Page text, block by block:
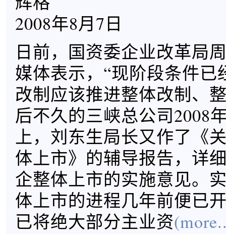
2008年8月7日
日前，国资委企业改革局
媒体表示，“现阶段条件已
改制应该推进整体改制、
后不久的三峡总公司2008
上，刘东生局长又作了《
体上市》的辅导报告，详
企整体上市的实施意见。
体上市的进程几年前便已
已将绝大部分主业资